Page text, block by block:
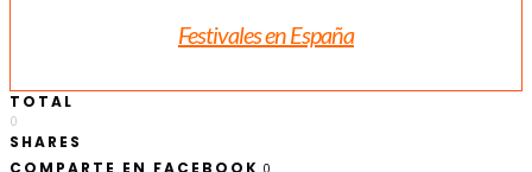
Festivales en España
TOTAL
0
SHARES
COMPARTE EN FACEBOOK